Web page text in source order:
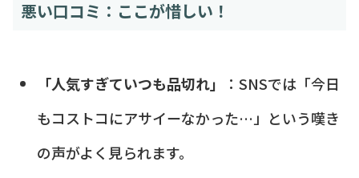
悪い口コミ：ここが惜しい！
「人気すぎていつも品切れ」
：SNSでは「今日
もコストコにアサイーなかった…」という嘆き
の声がよく見られます。